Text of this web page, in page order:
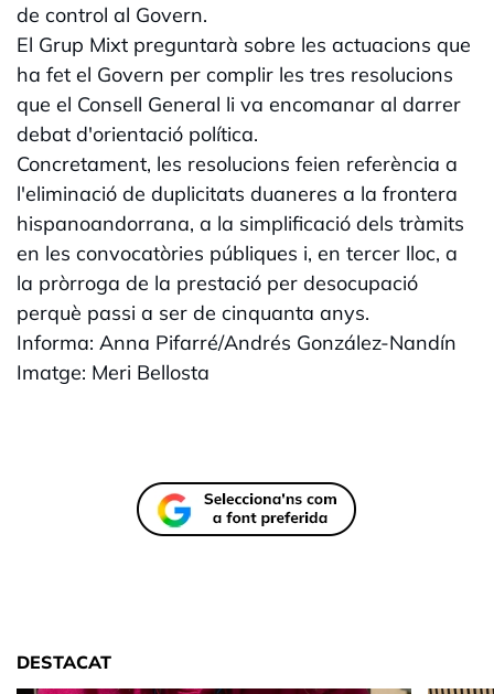
de control al Govern.
El Grup Mixt preguntarà sobre les actuacions que
ha fet el Govern per complir les tres resolucions
que el Consell General li va encomanar al darrer
debat d'orientació política.
Concretament, les resolucions feien referència a
l'eliminació de duplicitats duaneres a la frontera
hispanoandorrana, a la simplificació dels tràmits
en les convocatòries públiques i, en tercer lloc, a
la pròrroga de la prestació per desocupació
perquè passi a ser de cinquanta anys.
Informa: Anna Pifarré/Andrés González-Nandín
Imatge: Meri Bellosta
DESTACAT